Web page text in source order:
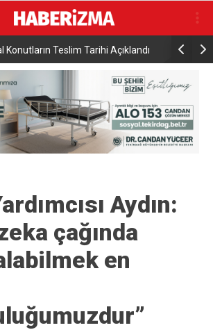
Hazine ve Maliye Bakanı Şimşek, Mardin’de
Aydın:
çağında
en